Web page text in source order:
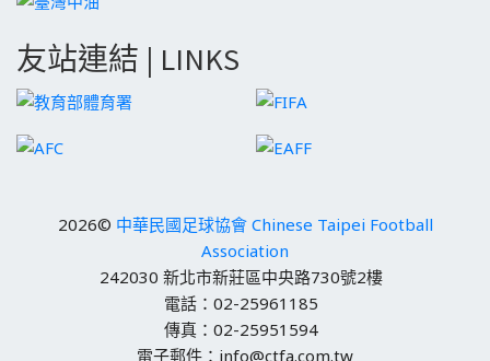
友站連結 | LINKS
2026© 中華民國足球協會 Chinese Taipei Football
Association
242030 新北市新莊區中央路730號2樓
電話：02-25961185
傳真：02-25951594
電子郵件：info@ctfa.com.tw